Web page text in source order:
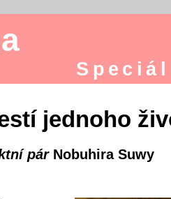
jednoho
párNobuhira Suwy